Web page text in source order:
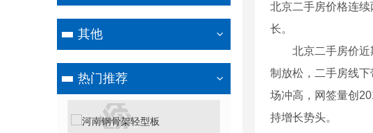
其他
热门推荐
北京二手房价格连
长。
北京二手房价近期
制放松，二手房线
场冲高，网签量创
持增长势头。